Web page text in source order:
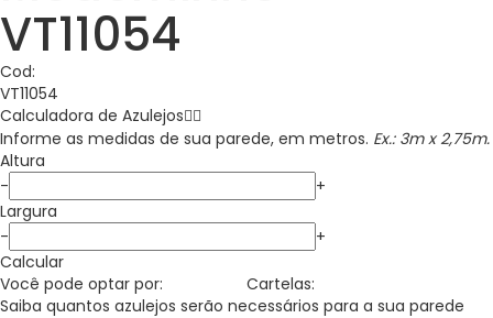
VT11054
Cod:
VT11054
Calculadora de Azulejos
Informe as medidas de sua parede, em metros. Ex.: 3m x 2,75m.
Altura
-
+
Largura
-
+
Calcular
Você pode optar por:
Cartelas:
Saiba quantos azulejos serão necessários para a sua parede